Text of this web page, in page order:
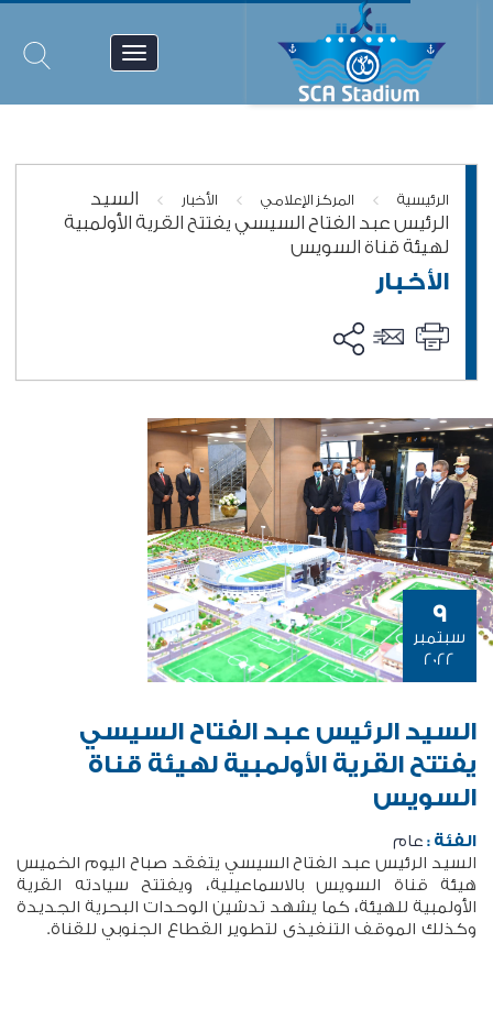
الرئيسية > المركز الإعلامي > الأخبار >
السيد
الرئيس عبد الفتاح السيسي يفتتح القرية الأولمبية
لهيئة قناة السويس
الأخبار
9
سبتمبر
2022
السيد الرئيس عبد الفتاح السيسي
يفتتح القرية الأولمبية لهيئة قناة
السويس
الفئة : عام
السيد الرئيس عبد الفتاح السيسي يتفقد صباح اليوم الخميس
هيئة قناة السويس بالاسماعيلية، ويفتتح سيادته القرية
الأولمبية للهيئة، كما يشهد تدشين الوحدات البحرية الجديدة
وكذلك الموقف التنفيذى لتطوير القطاع الجنوبي للقناة.